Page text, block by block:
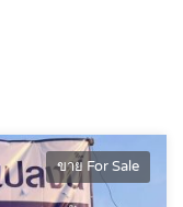
ขาย For Sale